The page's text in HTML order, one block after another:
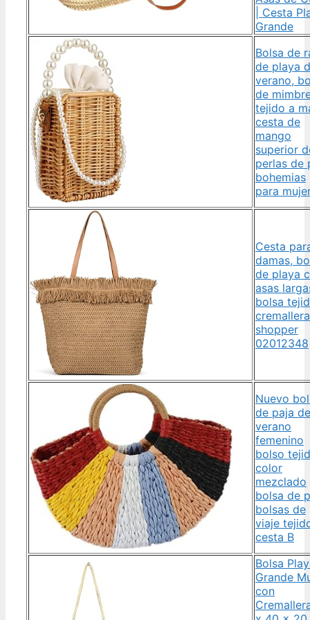
| Cesta
Grande
Bolsa de
de playa
verano,
de
tejido a
cesta de
mango
superior
perlas de
bohemias
para
Cesta
damas,
de playa
asas
bolsa
shopper
02012348
Nuevo
de paja de
verano
femenino
bolso
color
mezclado
bolsa de
bolsas de
viaje
cesta B
Bolsa
Grande
con